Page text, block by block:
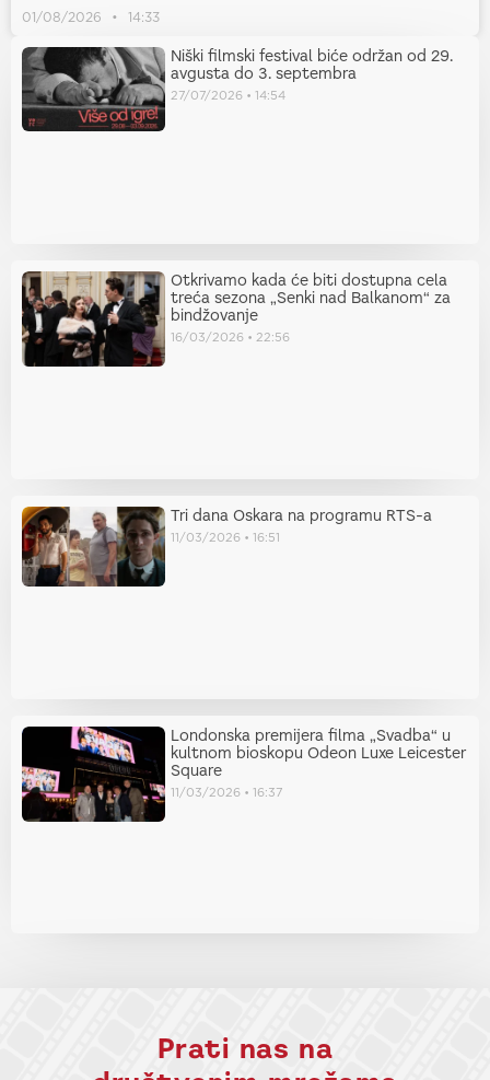
01/08/2026 14:33
Niški filmski festival biće održan od 29.
avgusta do 3. septembra
27/07/2026 14:54
Otkrivamo kada će biti dostupna cela
treća sezona „Senki nad Balkanom“ za
bindžovanje
16/03/2026 22:56
Tri dana Oskara na programu RTS-a
11/03/2026 16:51
Londonska premijera filma „Svadba“ u
kultnom bioskopu Odeon Luxe Leicester
Square
11/03/2026 16:37
Prati nas na